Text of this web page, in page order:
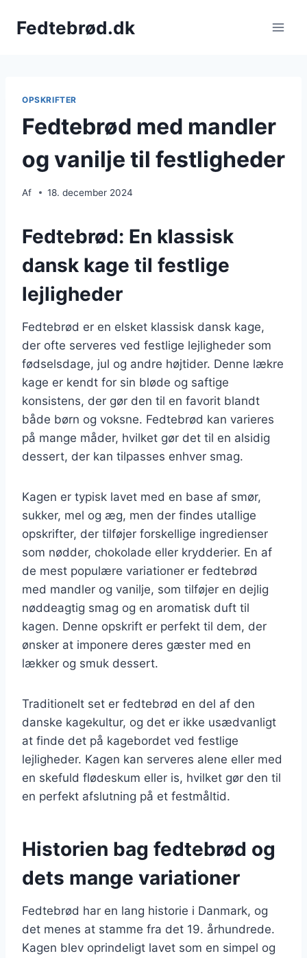
Fedtebrød.dk
OPSKRIFTER
Fedtebrød med mandler
og vanilje til festligheder
Af 18. december 2024
Fedtebrød: En klassisk
dansk kage til festlige
lejligheder
Fedtebrød er en elsket klassisk dansk kage,
der ofte serveres ved festlige lejligheder som
fødselsdage, jul og andre højtider. Denne lækre
kage er kendt for sin bløde og saftige
konsistens, der gør den til en favorit blandt
både børn og voksne. Fedtebrød kan varieres
på mange måder, hvilket gør det til en alsidig
dessert, der kan tilpasses enhver smag.
Kagen er typisk lavet med en base af smør,
sukker, mel og æg, men der findes utallige
opskrifter, der tilføjer forskellige ingredienser
som nødder, chokolade eller krydderier. En af
de mest populære variationer er fedtebrød
med mandler og vanilje, som tilføjer en dejlig
nøddeagtig smag og en aromatisk duft til
kagen. Denne opskrift er perfekt til dem, der
ønsker at imponere deres gæster med en
lækker og smuk dessert.
Traditionelt set er fedtebrød en del af den
danske kagekultur, og det er ikke usædvanligt
at finde det på kagebordet ved festlige
lejligheder. Kagen kan serveres alene eller med
en skefuld flødeskum eller is, hvilket gør den til
en perfekt afslutning på et festmåltid.
Historien bag fedtebrød og
dets mange variationer
Fedtebrød har en lang historie i Danmark, og
det menes at stamme fra det 19. århundrede.
Kagen blev oprindeligt lavet som en simpel og